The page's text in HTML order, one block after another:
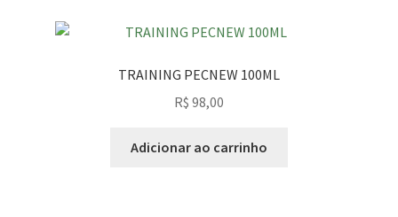
TRAINING PECNEW 100ML
R$ 98,00
Adicionar ao carrinho